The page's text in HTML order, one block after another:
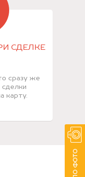
СДЕЛКЕ
сразу же
карту.